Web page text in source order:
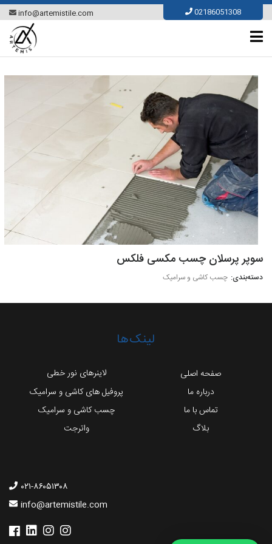
Skip
to
content
info@artemistile.com 02186051308
سوپر پرسلان چسب مکسی فلکس
چسب کاشی و سرامیک
لینک‌ها
صفحه اصلی
لاینرهای نور خطی
درباره ما
پروفیل های کاشی و سرامیک
تماس با ما
چسب کاشی و سرامیک
بلاگ
واترجت
۰۲۱-۸۶۰۵۱۳۰۸
info@artemistile.com